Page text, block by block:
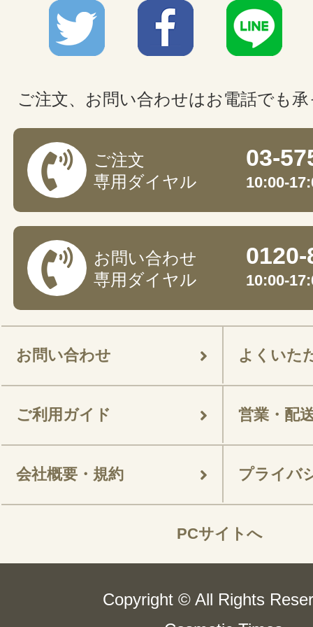
ご注文、お問い合わせはお電話でも
ご注文
専用ダイヤル
03-
10:00-
お問い合わせ
専用ダイヤル
10:00-
お問い合わせ よくいた
ご利用ガイド 営業・配
会社概要・規約 プライバ
PCサイトへ
Copyright © All Rights